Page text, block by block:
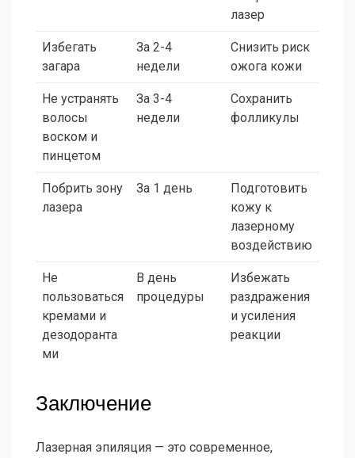
лазер
Избегать
загара
За 2-4
недели
Снизить риск
ожога кожи
Не устранять
волосы
воском и
пинцетом
За 3-4
недели
Сохранить
фолликулы
Побрить зону
лазера
За 1 день
Подготовить
кожу к
лазерному
воздействию
Не
пользоваться
кремами и
дезодоранта
ми
В день
процедуры
Избежать
раздражения
и усиления
реакции
Заключение
Лазерная эпиляция — это современное,